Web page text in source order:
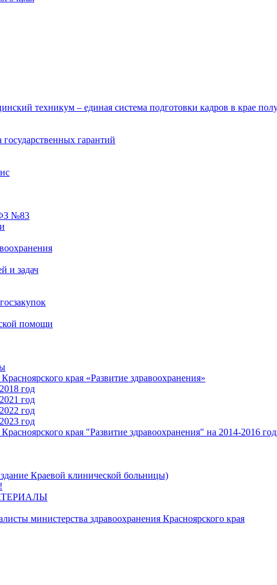
техникум – единая система подготовки кадров в крае
гарантий
№83
и задач
помощи
края «Развитие здравоохранения»
год
год
год
год
края "Развитие здравоохранения" на 2014-2016
Краевой клинической больницы)
министерства здравоохранения Красноярского края